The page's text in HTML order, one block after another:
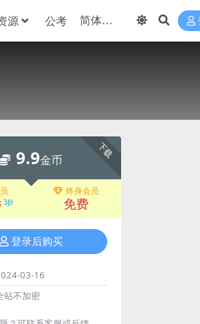
源 公考
下载
9.9金币
3折
终身会员
免费
登录后购买
03-16
站不加密